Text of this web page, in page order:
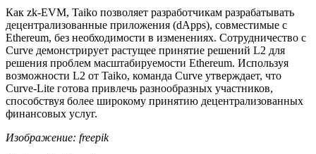
Как zk-EVM, Taiko позволяет разработчикам разрабатывать
децентрализованные приложения (dApps), совместимые с
Ethereum, без необходимости в изменениях. Сотрудничество с
Curve демонстрирует растущее принятие решений L2 для
решения проблем масштабируемости Ethereum. Используя
возможности L2 от Taiko, команда Curve утверждает, что
Curve-Lite готова привлечь разнообразных участников,
способствуя более широкому принятию децентрализованных
финансовых услуг.
Изображение: freepik